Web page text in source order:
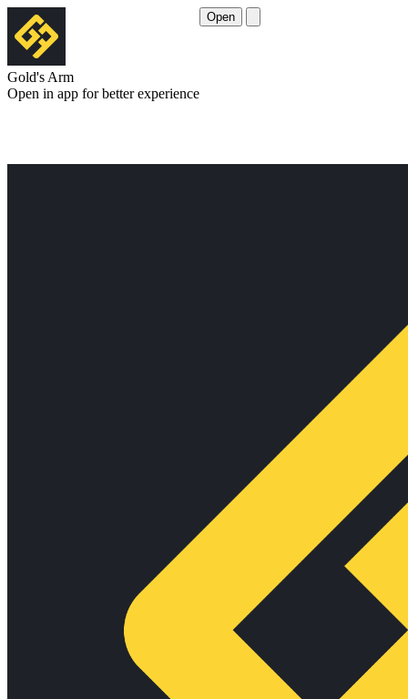
Gold's Arm
Open in app for better experience
Open